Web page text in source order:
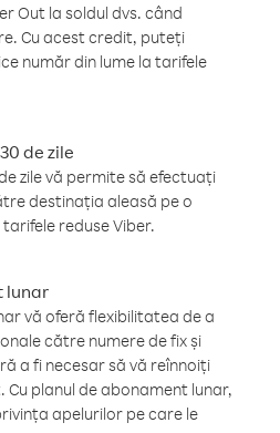
Out la soldul dvs. când
Cu acest credit, puteți
număr din lume la tarifele
de zile
zile vă permite să efectuați
destinația aleasă pe o
reduse Viber.
lunar
vă oferă flexibilitatea de a
către numere de fix și
a fi necesar să vă reînnoiți
planul de abonament lunar,
apelurilor pe care le